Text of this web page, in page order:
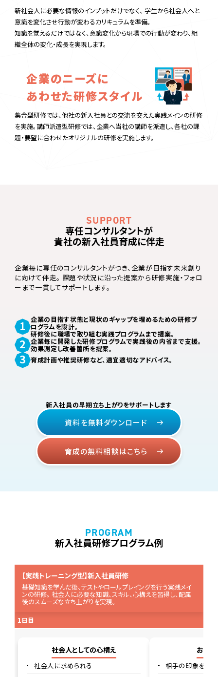
新社会人に必要な情報のインプットだけでなく、 学生から社会人へと
意識を変化させ行動が変わるカリキュラムを準備。
知識を覚えるだけではなく、意識変化から現場での行動が変わり、組
織全体の変化・成長を実現します。
企業のニーズに
あわせた研修スタイル
集合型研修では、他社の新入社員との交流を交えた実践メインの研修
を実施。講師派遣型研修では、企業へ当社の講師を派遣し、各社の課
題・要望に合わせたオリジナルの研修を実施します。
専任コンサルタントが
貴社の新入社員育成に伴走
企業毎に専任のコンサルタントがつき、企業が目指す未来創り
に向けて伴走。 課題や状況に沿った提案から研修実施・フォロ
ーまで一貫してサポートします。
企業の目指す状態と現状のギャップを埋めるための研修プ
ログラムを設計。
研修後に職場で取り組む実践プログラムまで提案。
企業毎に開発した研修プログラムで実践後の内省まで支援。
効果測定し改善箇所を提案。
育成計画や推奨研修など、適宜適切なアドバイス。
新入社員の早期立ち上がりをサポートします
資料を無料ダウンロード
育成の無料相談はこちら
新入社員研修プログラム例
【実践トレーニング型】新入社員研修
基礎知識を学んだ後、テストやロールプレイングを行う実践メイ
ンの研修。 社会人に必要な知識、スキル、心構えを習得し、配属
後のスムーズな立ち上がりを実現。
1日目
社会人としての心構え
社会人に求められる
お辞儀
相手の印象を決